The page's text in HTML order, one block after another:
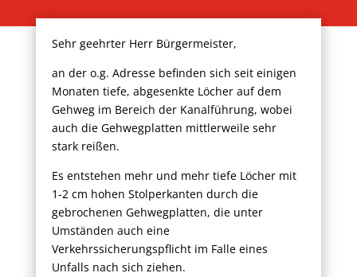
Sehr geehrter Herr Bürgermeister,
an der o.g. Adresse befinden sich seit einigen
Monaten tiefe, abgesenkte Löcher auf dem
Gehweg im Bereich der Kanalführung, wobei
auch die Gehwegplatten mittlerweile sehr
stark reißen.
Es entstehen mehr und mehr tiefe Löcher mit
1-2 cm hohen Stolperkanten durch die
gebrochenen Gehwegplatten, die unter
Umständen auch eine
Verkehrssicherungspflicht im Falle eines
Unfalls nach sich ziehen.